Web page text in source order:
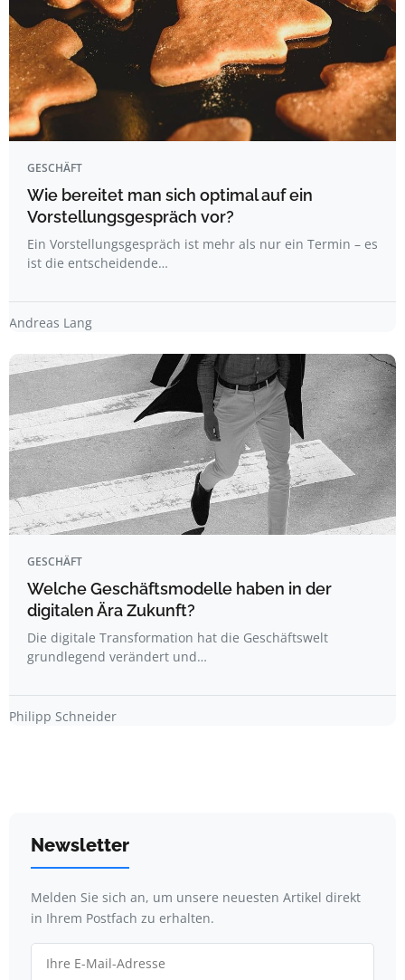
GESCHÄFT
Wie bereitet man sich optimal auf ein
Vorstellungsgespräch vor?
Ein Vorstellungsgespräch ist mehr als nur ein Termin – es
ist die entscheidende…
Andreas Lang
GESCHÄFT
Welche Geschäftsmodelle haben in der
digitalen Ära Zukunft?
Die digitale Transformation hat die Geschäftswelt
grundlegend verändert und…
Philipp Schneider
Newsletter
Melden Sie sich an, um unsere neuesten Artikel direkt
in Ihrem Postfach zu erhalten.